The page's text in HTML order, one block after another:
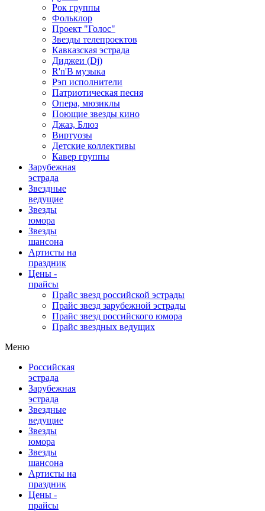
Рок группы
Фольклор
Проект "Голос"
Звезды телепроектов
Кавказская эстрада
Диджеи (Dj)
R'n'B музыка
Рэп исполнители
Патриотическая песня
Опера, мюзиклы
Поющие звезды кино
Джаз, Блюз
Виртуозы
Детские коллективы
Кавер группы
Зарубежная
эстрада
Звездные
ведущие
Звезды
юмора
Звезды
шансона
Артисты на
праздник
Цены -
прайсы
Прайс звезд российской эстрады
Прайс звезд зарубежной эстрады
Прайс звезд российского юмора
Прайс звездных ведущих
Меню
Российская
эстрада
Зарубежная
эстрада
Звездные
ведущие
Звезды
юмора
Звезды
шансона
Артисты на
праздник
Цены -
прайсы